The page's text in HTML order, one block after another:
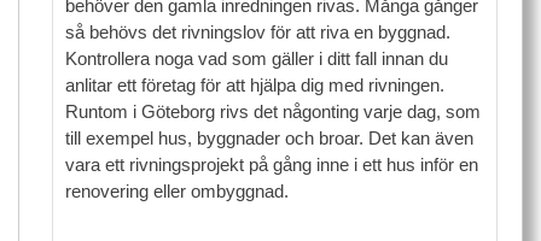
behöver den gamla inredningen rivas. Många gånger
så behövs det rivningslov för att riva en byggnad.
Kontrollera noga vad som gäller i ditt fall innan du
anlitar ett företag för att hjälpa dig med rivningen.
Runtom i Göteborg rivs det någonting varje dag, som
till exempel hus, byggnader och broar. Det kan även
vara ett rivningsprojekt på gång inne i ett hus inför en
renovering eller ombyggnad.